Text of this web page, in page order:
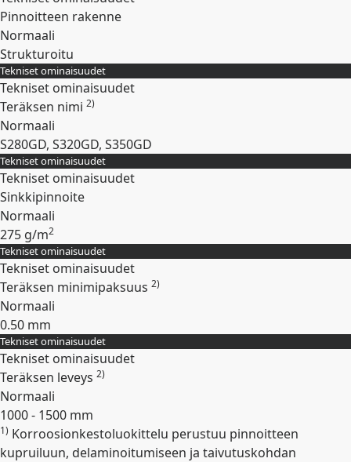
Pinnoitteen rakenne
Normaali
Strukturoitu
Laajenna
Tekniset ominaisuudet
Tekniset ominaisuudet
Teräksen nimi 2)
Normaali
S280GD, S320GD, S350GD
Laajenna
Tekniset ominaisuudet
Tekniset ominaisuudet
Sinkkipinnoite
Normaali
275 g/m2
Laajenna
Tekniset ominaisuudet
Tekniset ominaisuudet
Teräksen minimipaksuus 2)
Normaali
0.50 mm
Laajenna
Tekniset ominaisuudet
Tekniset ominaisuudet
Teräksen leveys 2)
Normaali
1000 - 1500 mm
Laajenna
1) Korroosionkestoluokittelu perustuu pinnoitteen
kupruiluun, delaminoitumiseen ja taivutuskohdan